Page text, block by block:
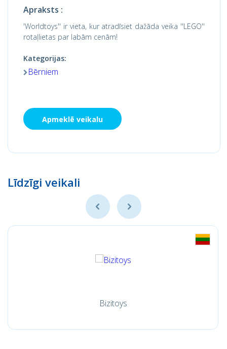
Apraksts :
'Worldtoys'' ir vieta, kur atradīsiet dažāda veika ''LEGO''
rotaļlietas par labām cenām!
Kategorijas:
Bērniem
Apmeklē veikalu
Līdzīgi veikali
Bizitoys